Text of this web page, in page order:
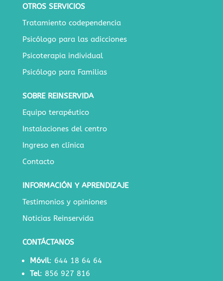
OTROS SERVICIOS
Tratamiento codependencia
Psicólogo para las adicciones
Psicoterapia individual
Psicólogo para Familias
SOBRE REINSERVIDA
Equipo terapéutico
Instalaciones del centro
Ingreso en clínica
Contacto
INFORMACIÓN Y APRENDIZAJE
Testimonios y opiniones
Noticias Reinservida
CONTÁCTANOS
Móvil: 644 18 64 64
Tel: 856 927 816